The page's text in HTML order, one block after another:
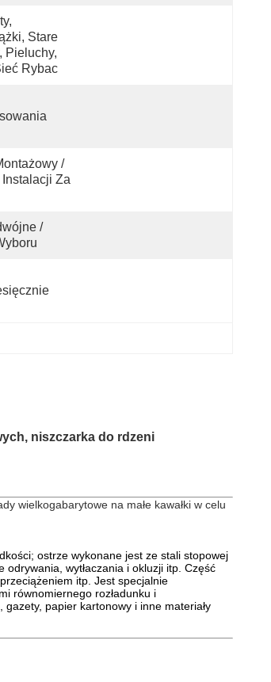
Stare
Pieluchy,
Rybac
/
Za
/
niszczarka do rdzeni
wielkogabarytowe na małe kawałki w celu
ostrze wykonane jest ze stali stopowej
wytłaczania i okluzji itp. Część
itp. Jest specjalnie
równomiernego rozładunku i
papier kartonowy i inne materiały